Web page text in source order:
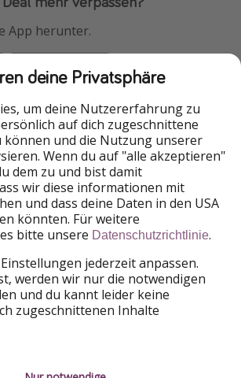
App herunter.
Teil der HolidayPirates Group
HolidayPirates
WakacyjniPiraci
Ferienpiraten
ViajerosPiratas
Group
Rechtliches
deine Privatsphäre
um deine Nutzererfahrung zu
auf dich zugeschnittene
können und die Nutzung unserer
Wenn du auf "alle akzeptieren"
dem zu und bist damit
wir diese informationen mit
und dass deine Daten in den USA
könnten. Für weitere
bitte unsere Datenschutzrichtlinie.
jederzeit anpassen.
werden wir nur die notwendigen
und du kannt leider keine
zugeschnittenen Inhalte